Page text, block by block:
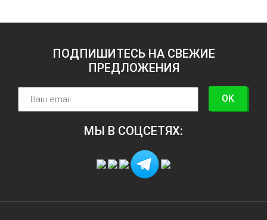
ПОДПИШИТЕСЬ НА СВЕЖИЕ
ПРЕДЛОЖЕНИЯ
OK
МЫ В СОЦСЕТЯХ: